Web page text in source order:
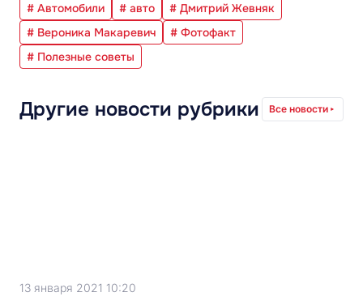
# Автомобили # авто
# Дмитрий Жевняк
# Вероника Макаревич
# Фотофакт
# Полезные советы
Другие новости рубрики Все новости
13 января 2021 10:20